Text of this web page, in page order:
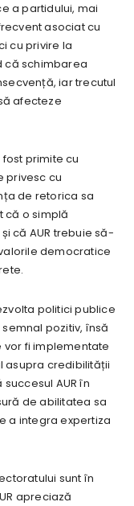
a partidului, mai
asociat cu
cu privire la
că schimbarea
iar trecutul
afecteze
primite cu
privesc cu
de retorica sa
că o simplă
că AUR trebuie să-
democratice
politici publice
pozitiv, însă
fi implementate
asupra credibilității
AUR în
de abilitatea sa
a integra expertiza
sunt în
apreciază